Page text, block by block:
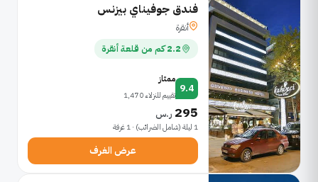
فندق جوفيناي بيزنس
أنقرة
2.2 كم من قلعة أنقرة
9.4
ممتاز
تقييم للنزلاء 1,470
295 ر.س
1 ليلة (شامل الضرائب) · 1 غرفة
عرض الغرف